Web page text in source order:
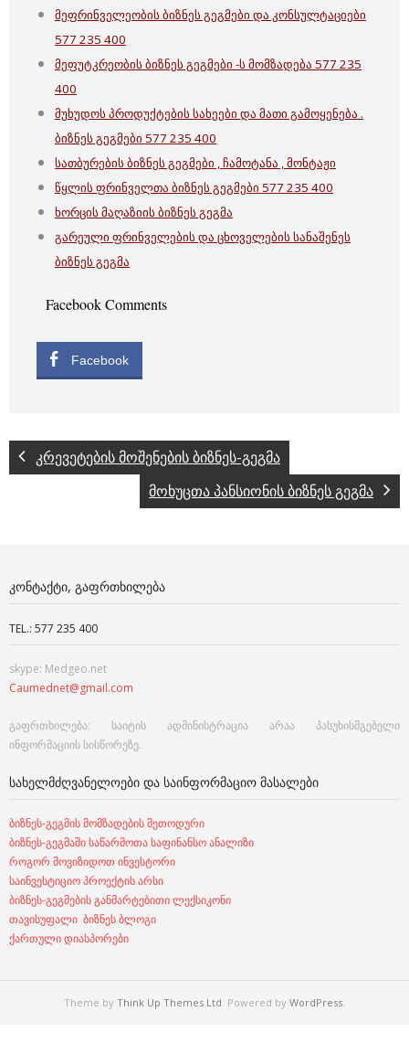
მეფრინველეობის ბიზნეს გეგმები და კონსულტაციები
577 235 400
მეფუტკრეობის ბიზნეს გეგმები -ს მომზადება 577 235
400
მუხუდოს პროდუქტების სახეები და მათი გამოყენება .
ბიზნეს გეგმები 577 235 400
სათბურების ბიზნეს გეგმები , ჩამოტანა , მონტაჟი
წყლის ფრინველთა ბიზნეს გეგმები 577 235 400
ხორცის მაღაზიის ბიზნეს გეგმა
გარეული ფრინველების და ცხოველების სანაშენეს
ბიზნეს გეგმა
Facebook Comments
Facebook
კრევეტების მოშენების ბიზნეს-გეგმა
მოხუცთა პანსიონის ბიზნეს გეგმა
ᲙᲝᲜᲢᲐᲥᲢᲘ, ᲒᲐᲤᲠᲗᲮᲘᲚᲔᲑᲐ
TEL.: 577 235 400
skype: Medgeo.net
Caumednet@gmail.com
გაფრთხილება: საიტის ადმინისტრაცია არაა პასუხისმგებელი
ინფორმაციის სისწორეზე.
ᲡᲐᲮᲔᲚᲛᲫᲦᲕᲐᲜᲔᲚᲝᲔᲑᲘ ᲓᲐ ᲡᲐᲘᲜᲤᲝᲠᲛᲐᲪᲘᲝ ᲛᲐᲡᲐᲚᲔᲑᲘ
ბიზნეს-გეგმის მომზადების მეთოდური
ბიზნეს-გეგმაში საწარმოთა საფინანსო ანალიზი
როგორ მოვიზიდოთ ინვესტორი
საინვესტიციო პროექტის არსი
ბიზნეს-გეგმების განმარტებითი ლექსიკონი
თავისუფალი ბიზნეს ბლოგი
ქართული დიასპორები
Theme by Think Up Themes Ltd. Powered by WordPress.